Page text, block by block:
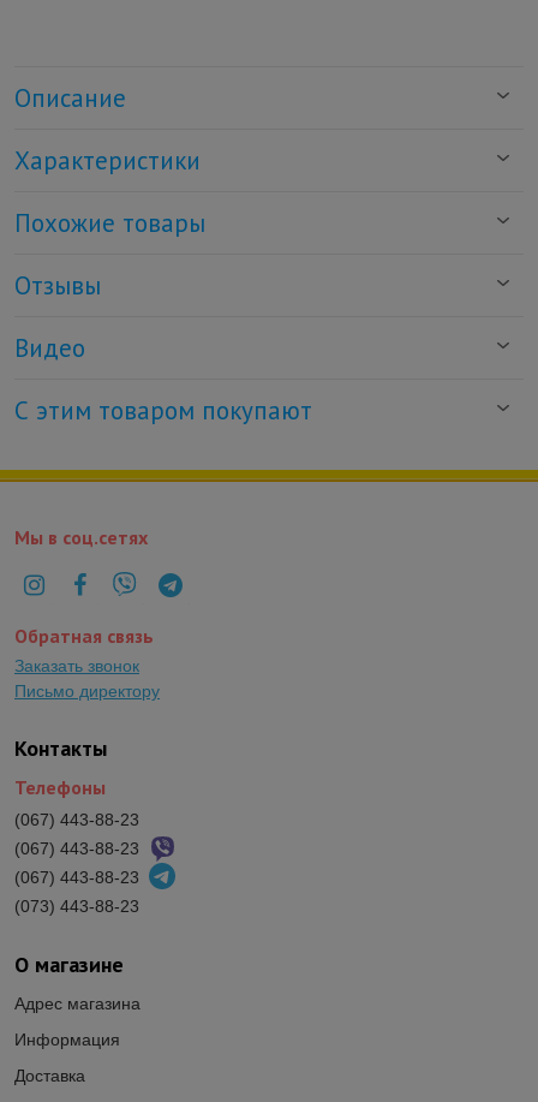
Описание
Характеристики
Похожие товары
Отзывы
Видео
С этим товаром покупают
О магазине
Адрес магазина
Информация
Доставка
Контакты
Телефоны
(067) 443-88-23
(067) 443-88-23
(067) 443-88-23
(073) 443-88-23
Мы в соц.сетях
Обратная связь
Заказать звонок
Письмо директору